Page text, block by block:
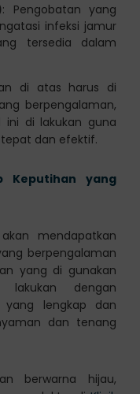
: Pengobatan yang
infeksi jamur
tersedia dalam
di atas harus di
berpengalaman,
ini di lakukan guna
dan efektif.
Keputihan yang
mendapatkan
berpengalaman
yang di gunakan
dengan
yang lengkap dan
dan tenang
berwarna hijau,